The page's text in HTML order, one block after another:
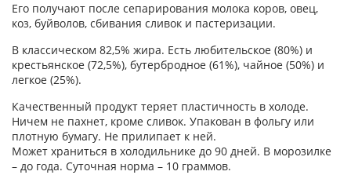
Его получают после сепарирования молока коров, овец,
коз, буйволов, сбивания сливок и пастеризации.
В классическом 82,5% жира. Есть любительское (80%) и
крестьянское (72,5%), бутербродное (61%), чайное (50%) и
легкое (25%).
Качественный продукт теряет пластичность в холоде.
Ничем не пахнет, кроме сливок. Упакован в фольгу или
плотную бумагу. Не прилипает к ней.
Может храниться в холодильнике до 90 дней. В морозилке
– до года. Суточная норма – 10 граммов.